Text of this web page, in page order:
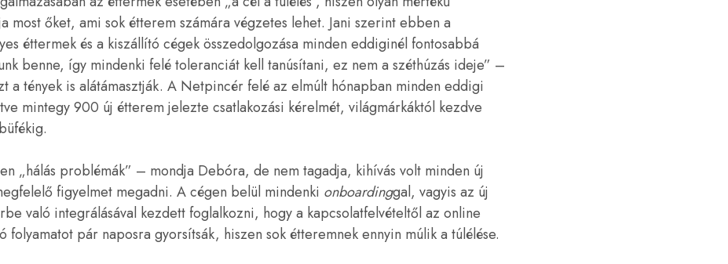
most őket, ami sok étterem számára végzetes lehet. Jani szerint ebben a
éttermek és a kiszállító cégek összedolgozása minden eddiginél fontosabbá
benne, így mindenki felé toleranciát kell tanúsítani, ez nem a széthúzás ideje” –
a tények is alátámasztják. A Netpincér felé az elmúlt hónapban minden eddigi
mintegy 900 új étterem jelezte csatlakozási kérelmét, világmárkáktól kezdve
„hálás problémák” – mondja Debóra, de nem tagadja, kihívás volt minden új
figyelmet megadni. A cégen belül mindenki onboardinggal, vagyis az új
való integrálásával kezdett foglalkozni, hogy a kapcsolatfelvételtől az online
folyamatot pár naposra gyorsítsák, hiszen sok étteremnek ennyin múlik a túlélése.